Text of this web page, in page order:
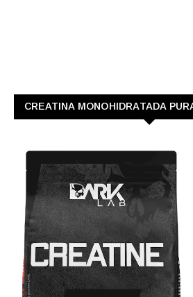
CREATINA MONOHIDRATADA